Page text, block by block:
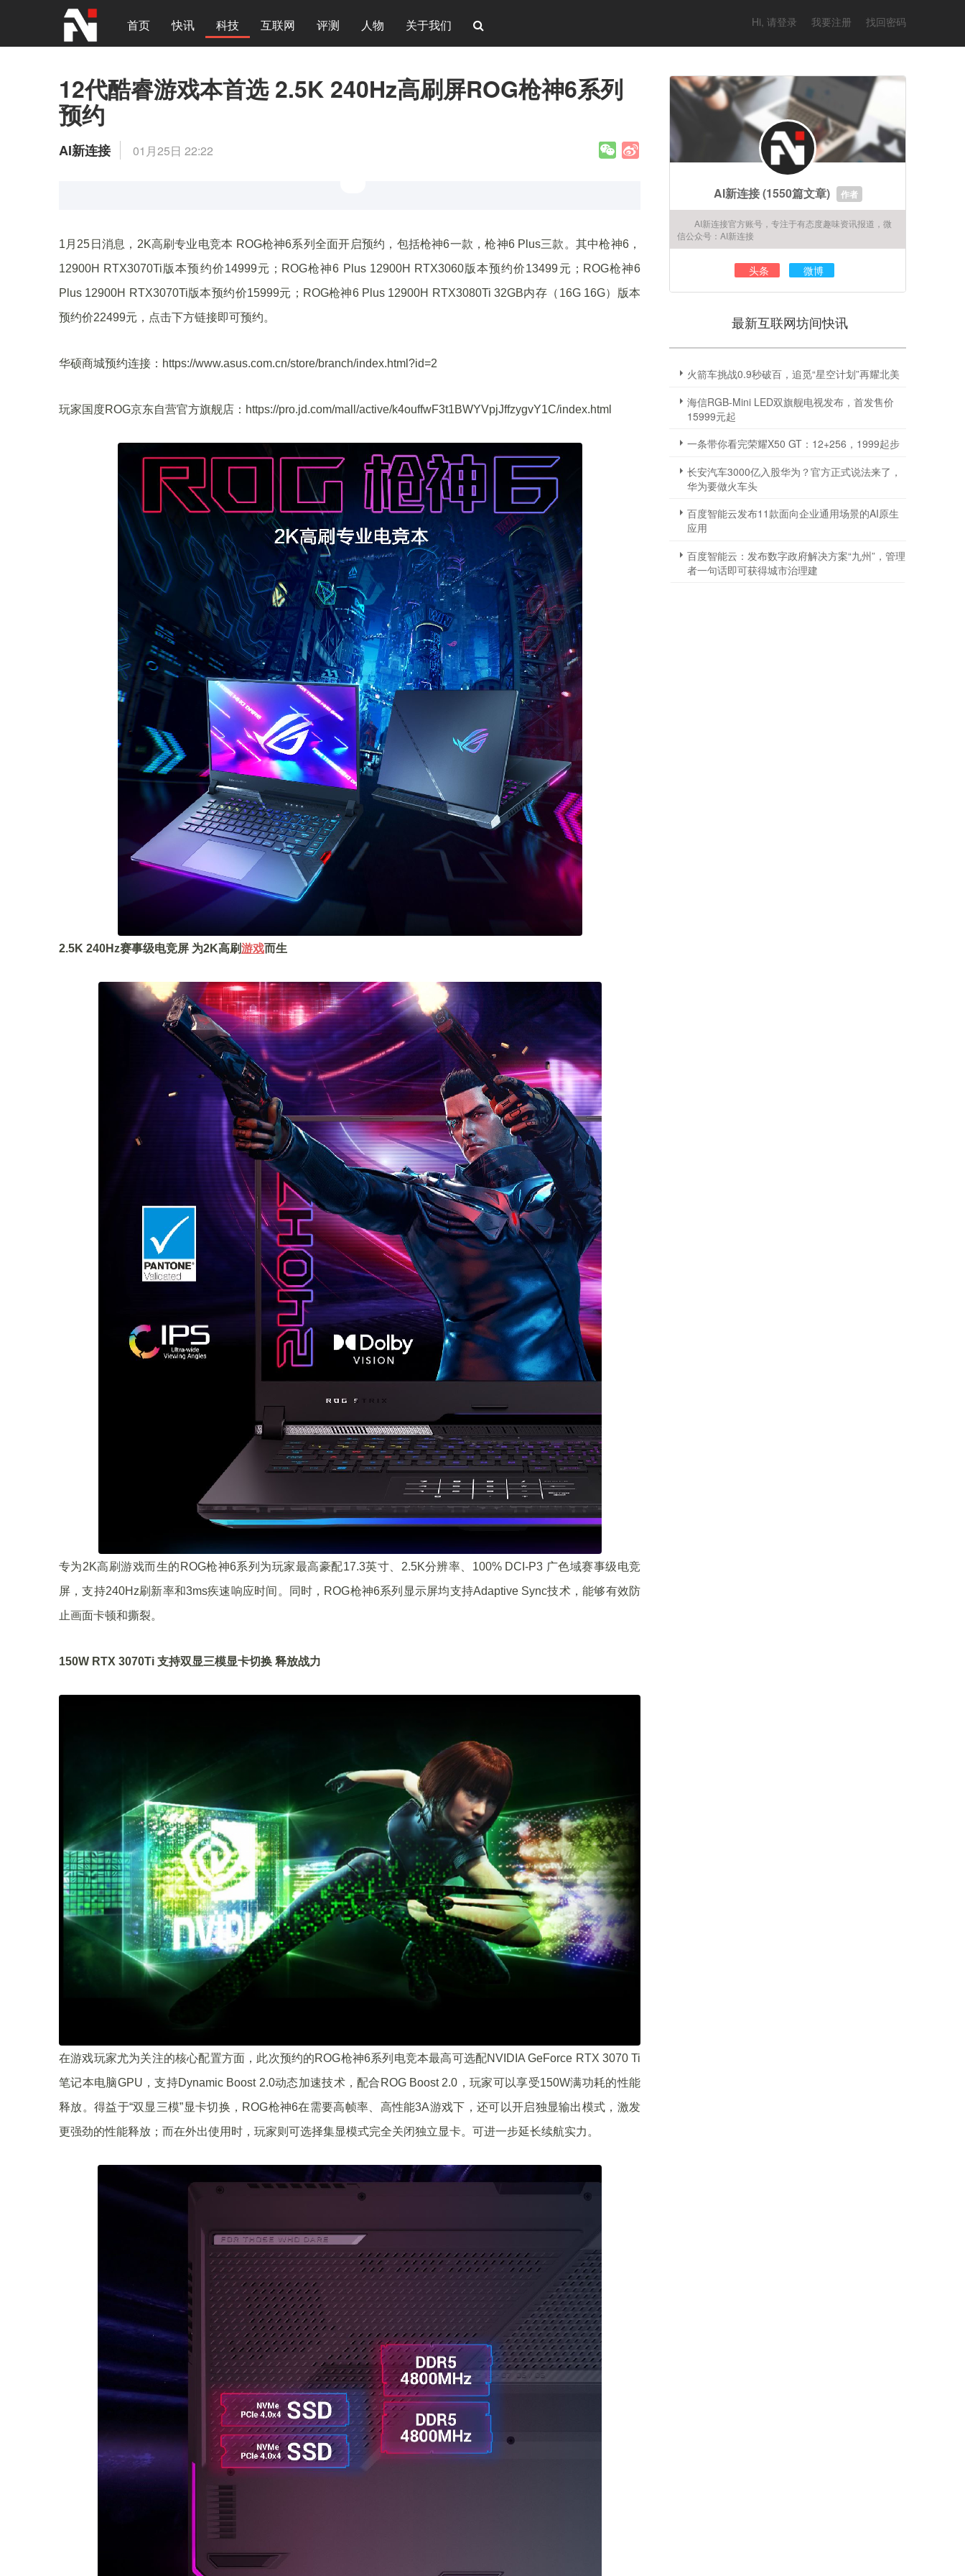
首页 快讯 科技 互联网 评测 人物 关于我们 Hi, 请登录 我要注册 找回密码
12代酷睿游戏本首选 2.5K 240Hz高刷屏ROG枪神6系列
预约
AI新连接 01月25日 22:22
1月25日消息，2K高刷专业电竞本 ROG枪神6系列全面开启预约，包括枪神6一款，枪神6 Plus三款。其中枪神6，
12900H RTX3070Ti版本预约价14999元；ROG枪神6 Plus 12900H RTX3060版本预约价13499元；ROG枪神6
Plus 12900H RTX3070Ti版本预约价15999元；ROG枪神6 Plus 12900H RTX3080Ti 32GB内存（16G 16G）版本
预约价22499元，点击下方链接即可预约。
华硕商城预约连接：https://www.asus.com.cn/store/branch/index.html?id=2
玩家国度ROG京东自营官方旗舰店：https://pro.jd.com/mall/active/k4ouffwF3t1BWYVpjJffzygvY1C/index.html
2.5K 240Hz赛事级电竞屏 为2K高刷游戏而生
专为2K高刷游戏而生的ROG枪神6系列为玩家最高豪配17.3英寸、2.5K分辨率、100% DCI-P3 广色域赛事级电竞
屏，支持240Hz刷新率和3ms疾速响应时间。同时，ROG枪神6系列显示屏均支持Adaptive Sync技术，能够有效防
止画面卡顿和撕裂。
150W RTX 3070Ti 支持双显三模显卡切换 释放战力
在游戏玩家尤为关注的核心配置方面，此次预约的ROG枪神6系列电竞本最高可选配NVIDIA GeForce RTX 3070 Ti
笔记本电脑GPU，支持Dynamic Boost 2.0动态加速技术，配合ROG Boost 2.0，玩家可以享受150W满功耗的性能
释放。得益于“双显三模”显卡切换，ROG枪神6在需要高帧率、高性能3A游戏下，还可以开启独显输出模式，激发
更强劲的性能释放；而在外出使用时，玩家则可选择集显模式完全关闭独立显卡。可进一步延长续航实力。
AI新连接(1550篇文章) 作者
AI新连接官方账号，专注于有态度趣味资讯报道，微
信公众号：AI新连接
头条 微博
最新互联网坊间快讯
火箭车挑战0.9秒破百，追觅“星空计划”再耀北美
海信RGB-Mini LED双旗舰电视发布，首发售价
15999元起
一条带你看完荣耀X50 GT：12+256，1999起步
长安汽车3000亿入股华为？官方正式说法来了，
华为要做火车头
百度智能云发布11款面向企业通用场景的AI原生
应用
百度智能云：发布数字政府解决方案“九州”，管理
者一句话即可获得城市治理建